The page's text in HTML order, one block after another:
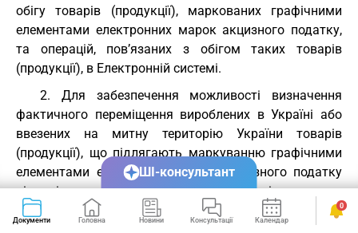
обігу товарів (продукції), маркованих графічними
елементами електронних марок акцизного податку,
та операцій, пов’язаних з обігом таких товарів
(продукції), в Електронній системі.
2. Для забезпечення можливості визначення
фактичного переміщення вироблених в Україні або
ввезених на митну територію України товарів
(продукції), що підлягають маркуванню графічними
елементами електронних марок акцизного податку
відповідно до цього Закону, економічні оператори
після реєстрації в Електронній системі повинні внести
до Електронної системи відомості про:
Документи Головна Новини Консультації Календар Сервіси
0
ШІ-консультант